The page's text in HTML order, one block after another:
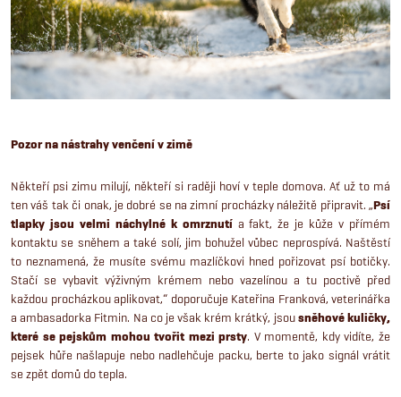
Pozor na nástrahy venčení v zimě
Někteří psi zimu milují, někteří si raději hoví v teple domova. Ať už to má
ten váš tak či onak, je dobré se na zimní procházky náležitě připravit. „Psí
tlapky jsou velmi náchylné k omrznutía fakt, že je kůže v přímém
kontaktu se sněhem a také solí, jim bohužel vůbec neprospívá. Naštěstí
to neznamená, že musíte svému mazlíčkovi hned pořizovat psí botičky.
Stačí se vybavit výživným krémem nebo vazelínou a tu poctivě před
každou procházkou aplikovat,“ doporučuje Kateřina Franková, veterinářka
a ambasadorka Fitmin. Na co je však krém krátký, jsousněhové kuličky,
které se pejskům mohou tvořit mezi prsty. V momentě, kdy vidíte, že
pejsek hůře našlapuje nebo nadlehčuje packu, berte to jako signál vrátit
se zpět domů do tepla.